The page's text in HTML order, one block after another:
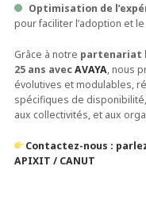
Optimisation de
pour faciliter l’adoption et
Grâce à notre partenariat
25 ans avecAVAYA, nous
évolutives et modulables,
spécifiques de
aux collectivités, et aux
Contactez-nous :
APIXIT / CANUT